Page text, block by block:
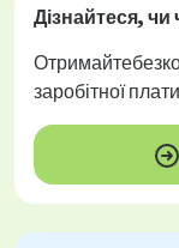
Дізнайтеся, чи
Отримайте
заробітної